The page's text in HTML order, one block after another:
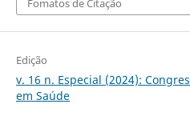
Fomatos de Citação
Edição
v. 16 n. Especial (2024):
em Saúde